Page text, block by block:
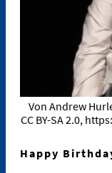
Von Andrew
CC BY-SA 2.0,
Happy